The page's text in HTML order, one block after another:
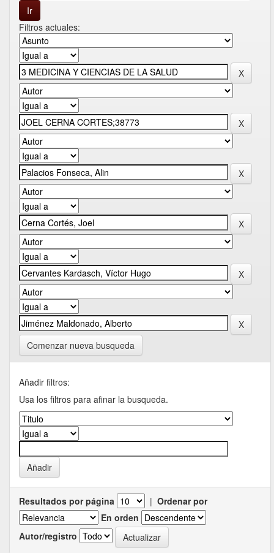
Filtros actuales:
Comenzar nueva busqueda
Añadir filtros:
Usa los filtros para afinar la busqueda.
Resultados por página | Ordenar por
En orden
Autor/registro